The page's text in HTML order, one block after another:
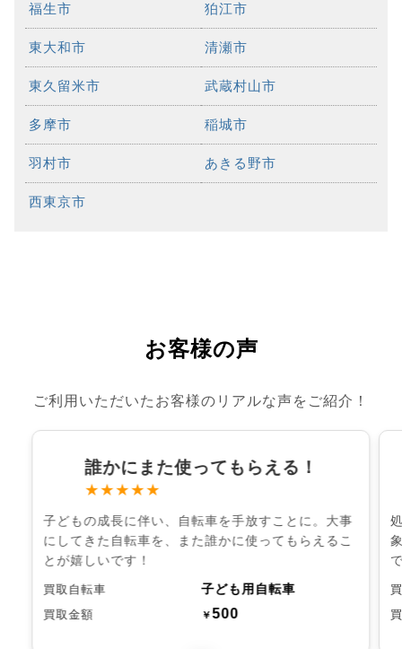
福生市 狛江市
東大和市 清瀬市
東久留米市 武蔵村山市
多摩市 稲城市
羽村市 あきる野市
西東京市
お客様の声
ご利用いただいたお客様のリアルな声をご紹介！
誰かにまた使ってもらえる！
★★★★★
子どもの成長に伴い、自転車を手放すことに。大事
にしてきた自転車を、また誰かに使ってもらえるこ
とが嬉しいです！
買取自転車 子ども用自転車
買取金額 ￥500